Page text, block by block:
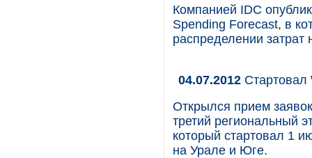
Компанией IDC
Spending Forecast, в
распределении затрат
04.07.2012
Открылся прием
третий региональный
который стартовал 1
на Урале и Юге.